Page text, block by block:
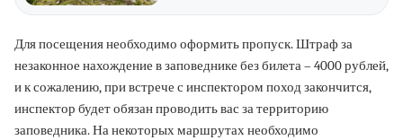
Для посещения необходимо оформить пропуск. Штраф за
незаконное нахождение в заповеднике без билета – 4000 рублей,
и к сожалению, при встрече с инспектором поход закончится,
инспектор будет обязан проводить вас за территорию
заповедника. На некоторых маршрутах необходимо